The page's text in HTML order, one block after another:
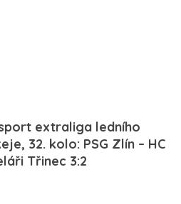
extraliga ledního
32. kolo: PSG Zlín – HC
Třinec 3:2